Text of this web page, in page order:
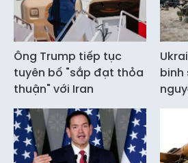
Ông Trump tiếp tục
tuyên bố "sắp đạt thỏa
thuận" với Iran
binh